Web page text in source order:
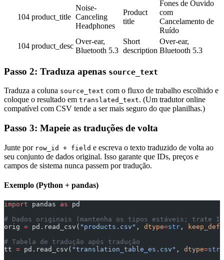
104 product_title
Noise-
Canceling
Headphones
Product
title
Fones de Ouvido
com
Cancelamento de
Ruído
104 product_desc
Over-ear,
Bluetooth 5.3
Short
description
Over-ear,
Bluetooth 5.3
Passo 2: Traduza apenas source_text
Traduza a coluna source_text com o fluxo de trabalho escolhido e
coloque o resultado em translated_text. (Um tradutor online
compatível com CSV tende a ser mais seguro do que planilhas.)
Passo 3: Mapeie as traduções de volta
Junte por row_id + field e escreva o texto traduzido de volta ao
seu conjunto de dados original. Isso garante que IDs, preços e
campos de sistema nunca passem por tradução.
Exemplo (Python + pandas)
import pandas as pd
# Dados originais (mantenha os tipos estáveis; trate
orig = pd.read_csv( "products.csv" , dtype=str ,
# Tabela de tradução após tradução
tt = pd.read_csv( "translation_table_es.csv" , dtype=str